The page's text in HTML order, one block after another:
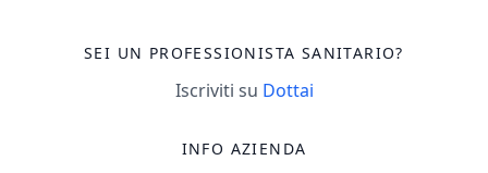
SEI UN PROFESSIONISTA SANITARIO?
Iscriviti su Dottai
INFO AZIENDA